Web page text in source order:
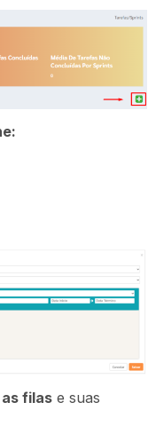
as filas e suas